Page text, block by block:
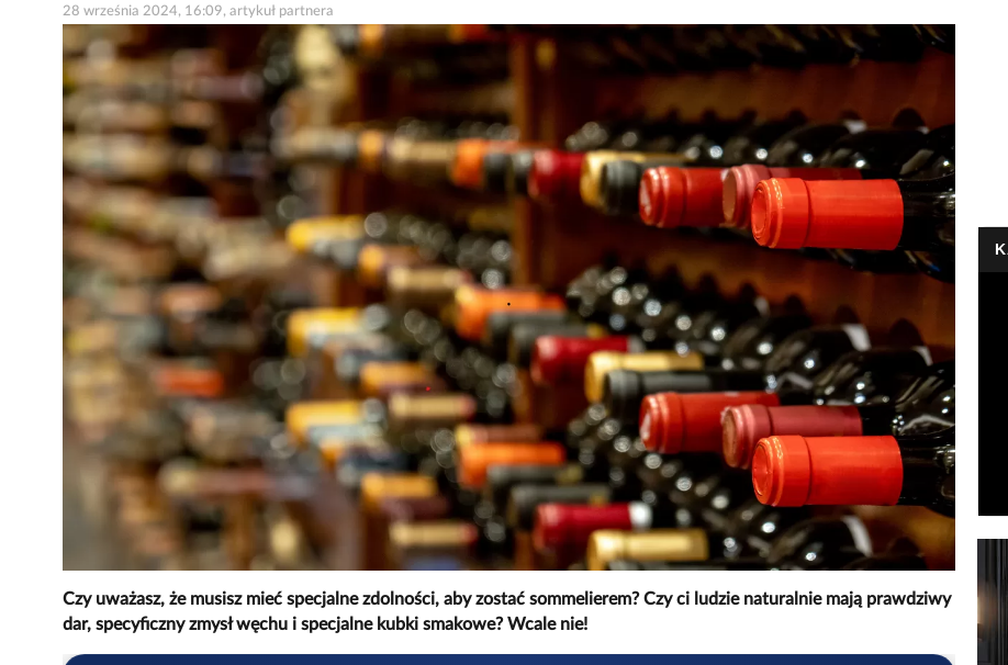
28 września 2024, 16:09, artykuł partnera
Czy uważasz, że musisz mieć specjalne zdolności, aby zostać sommelierem? Czy ci ludzie naturalnie mają prawdziwy
dar, specyficzny zmysł węchu i specjalne kubki smakowe? Wcale nie!